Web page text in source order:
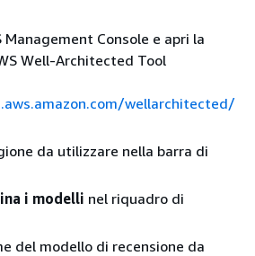
Management Console e apri la
Well-Architected Tool
wellarchitected/
da utilizzare nella barra di
i modelli nel riquadro di
del modello di recensione da